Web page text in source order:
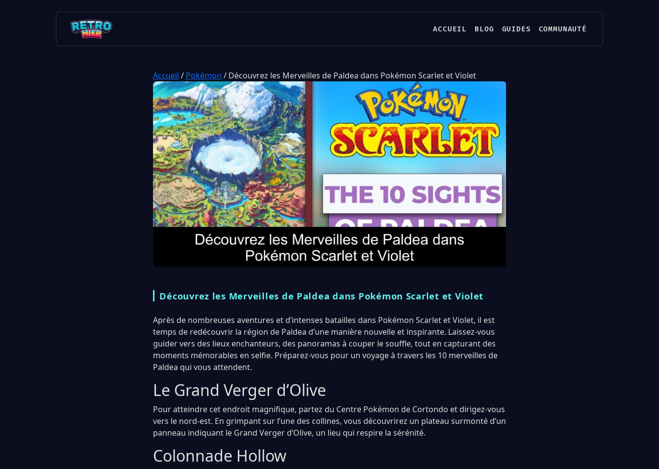
ACCUEIL BLOG GUIDES COMMUNAUTÉ
Accueil / Pokémon / Découvrez les Merveilles de Paldea dans Pokémon Scarlet et Violet
Découvrez les Merveilles de Paldea dans Pokémon Scarlet et Violet
Après de nombreuses aventures et d’intenses batailles dans Pokémon Scarlet et Violet, il est
temps de redécouvrir la région de Paldea d’une manière nouvelle et inspirante. Laissez-vous
guider vers des lieux enchanteurs, des panoramas à couper le souffle, tout en capturant des
moments mémorables en selfie. Préparez-vous pour un voyage à travers les 10 merveilles de
Paldea qui vous attendent.
Le Grand Verger d’Olive
Pour atteindre cet endroit magnifique, partez du Centre Pokémon de Cortondo et dirigez-vous
vers le nord-est. En grimpant sur l’une des collines, vous découvrirez un plateau surmonté d’un
panneau indiquant le Grand Verger d’Olive, un lieu qui respire la sérénité.
Colonnade Hollow